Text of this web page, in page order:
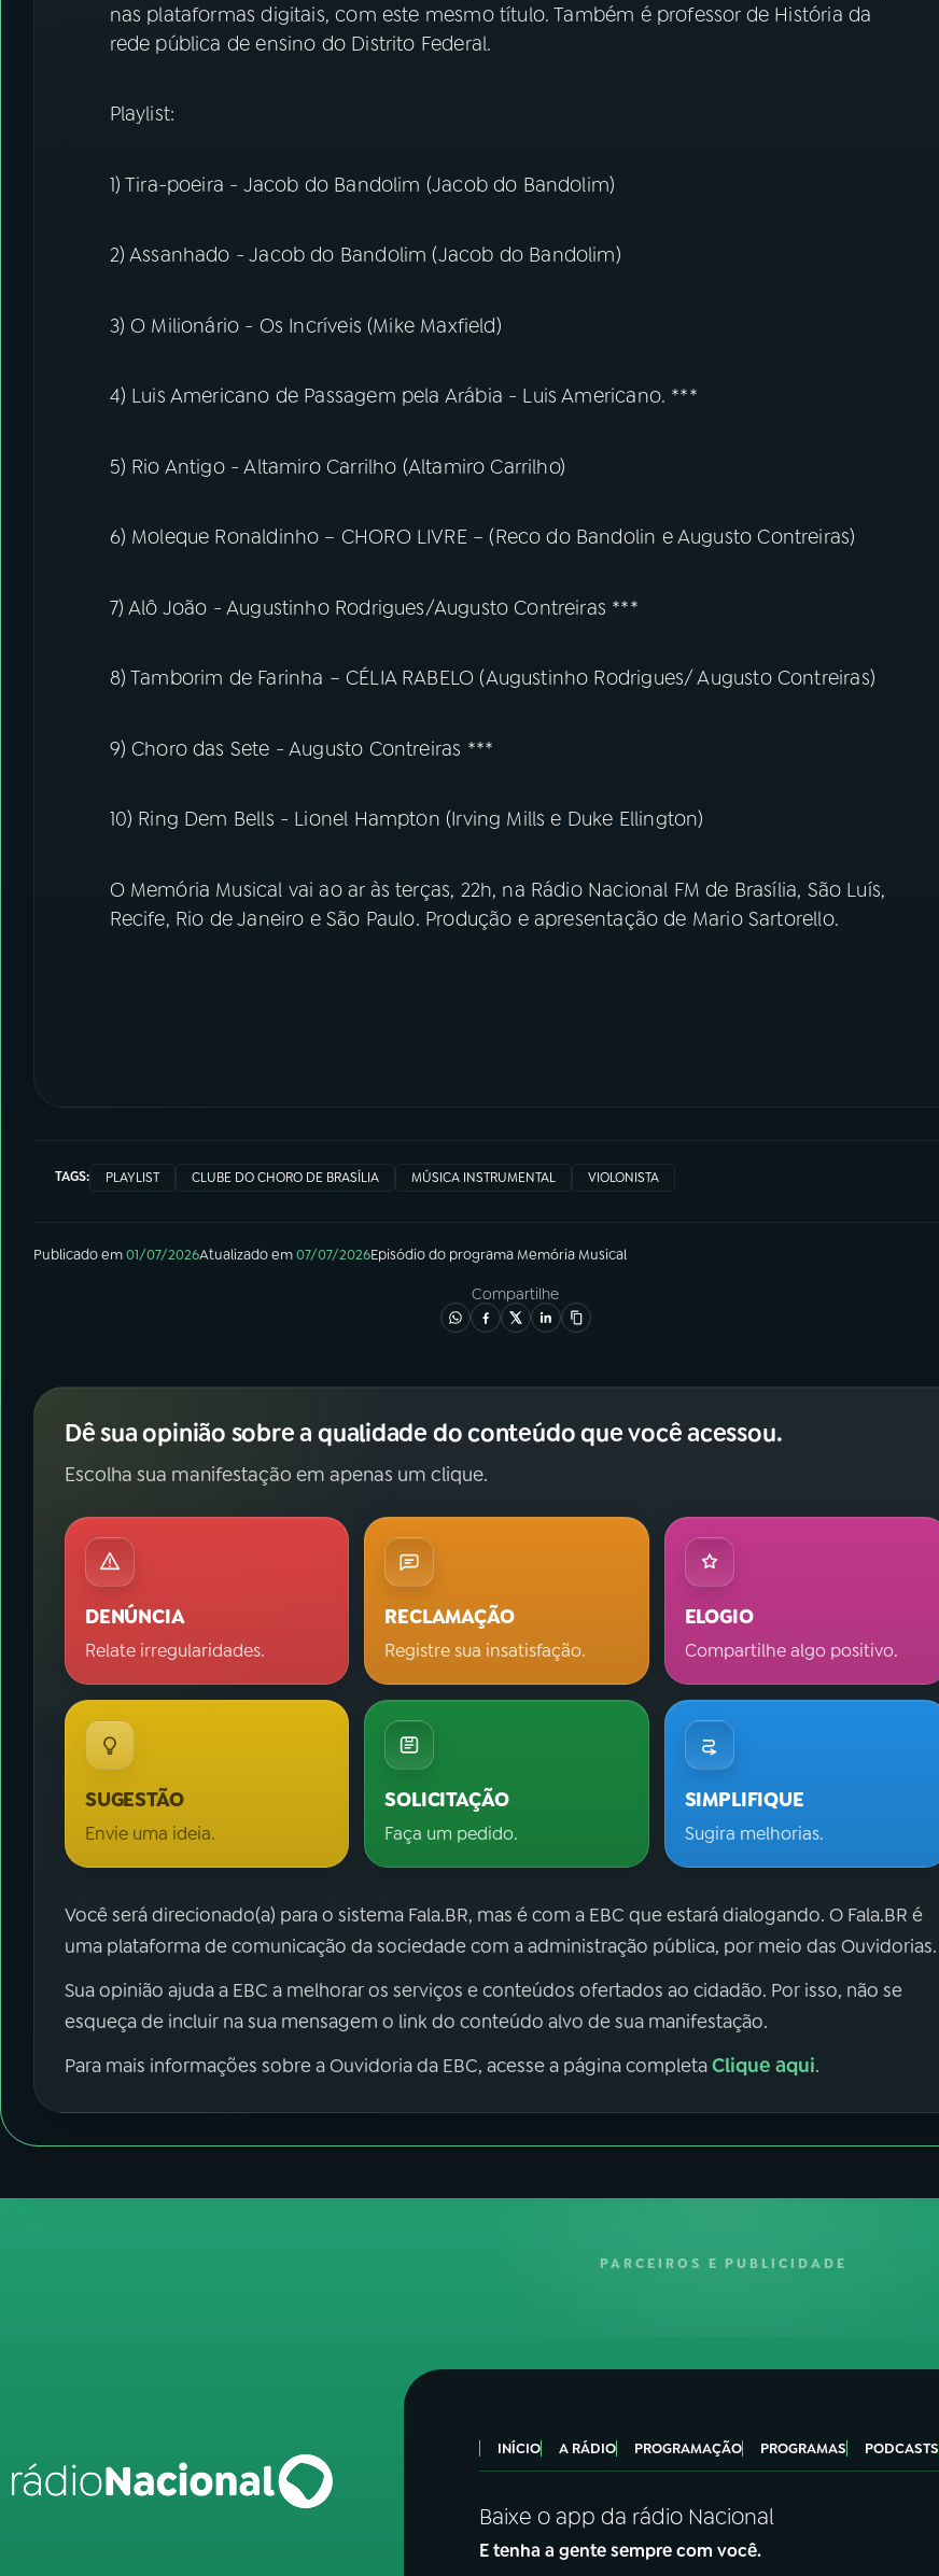
nas plataformas digitais, com este mesmo título. Também é professor de História da
rede pública de ensino do Distrito Federal.
Playlist:
1) Tira-poeira - Jacob do Bandolim (Jacob do Bandolim)
2) Assanhado - Jacob do Bandolim (Jacob do Bandolim)
3) O Milionário - Os Incríveis (Mike Maxfield)
4) Luis Americano de Passagem pela Arábia - Luis Americano. ***
5) Rio Antigo - Altamiro Carrilho (Altamiro Carrilho)
6) Moleque Ronaldinho – CHORO LIVRE – (Reco do Bandolin e Augusto Contreiras)
7) Alô João - Augustinho Rodrigues/Augusto Contreiras ***
8) Tamborim de Farinha – CÉLIA RABELO (Augustinho Rodrigues/ Augusto Contreiras)
9) Choro das Sete - Augusto Contreiras ***
10) Ring Dem Bells - Lionel Hampton (Irving Mills e Duke Ellington)
O Memória Musical vai ao ar às terças, 22h, na Rádio Nacional FM de Brasília, São Luís,
Recife, Rio de Janeiro e São Paulo. Produção e apresentação de Mario Sartorello.
TAGS: PLAYLIST CLUBE DO CHORO DE BRASÍLIA MÚSICA INSTRUMENTAL VIOLONISTA
Publicado em01/07/2026Atualizado em07/07/2026Episódiodo programa Memória Musical
Compartilhe
Dê sua opinião sobre a qualidade do conteúdo que você acessou.
Escolha sua manifestação em apenas um clique.
DENÚNCIA
Relate irregularidades.
RECLAMAÇÃO
Registre sua insatisfação.
ELOGIO
Compartilhe algo positivo.
SUGESTÃO
Envie uma ideia.
SOLICITAÇÃO
Faça um pedido.
SIMPLIFIQUE
Sugira melhorias.
Você será direcionado(a) para o sistema Fala.BR, mas é com a EBC que estará dialogando. O Fala.BR é
uma plataforma de comunicação da sociedade com a administração pública, por meio das Ouvidorias.
Sua opinião ajuda a EBC a melhorar os serviços e conteúdos ofertados ao cidadão. Por isso, não se
esqueça de incluir na sua mensagem o link do conteúdo alvo de sua manifestação.
Para mais informações sobre a Ouvidoria da EBC, acesse a página completaClique aqui.
PARCEIROS E PUBLICIDADE
INÍCIO A RÁDIO PROGRAMAÇÃO PROGRAMAS PODCASTS
Baixe o app da rádio Nacional
E tenha a gente sempre com você.